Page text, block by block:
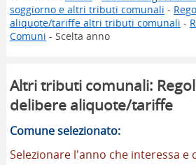
soggiorno e altri tributi comunali -
aliquote/tariffe altri tributi comunali -
Comuni - Scelta anno
Altri tributi comunali:
delibere aliquote/tariffe
Comune selezionato:
Selezionare l'anno che interessa